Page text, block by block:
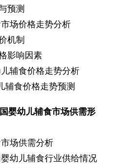
预测
场价格走势分析
机制
影响因素
辅食价格走势分析
辅食价格走势预测
婴幼儿辅食市场供需形
场供需分析
幼儿辅食行业供给情况